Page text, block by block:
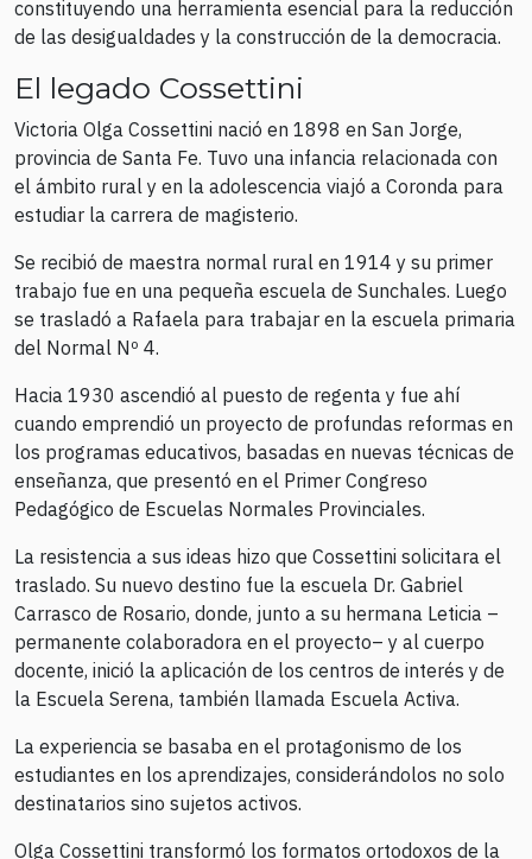
constituyendo una herramienta esencial para la reducción
de las desigualdades y la construcción de la democracia.
El legado Cossettini
Victoria Olga Cossettini nació en 1898 en San Jorge,
provincia de Santa Fe. Tuvo una infancia relacionada con
el ámbito rural y en la adolescencia viajó a Coronda para
estudiar la carrera de magisterio.
Se recibió de maestra normal rural en 1914 y su primer
trabajo fue en una pequeña escuela de Sunchales. Luego
se trasladó a Rafaela para trabajar en la escuela primaria
del Normal Nº 4.
Hacia 1930 ascendió al puesto de regenta y fue ahí
cuando emprendió un proyecto de profundas reformas en
los programas educativos, basadas en nuevas técnicas de
enseñanza, que presentó en el Primer Congreso
Pedagógico de Escuelas Normales Provinciales.
La resistencia a sus ideas hizo que Cossettini solicitara el
traslado. Su nuevo destino fue la escuela Dr. Gabriel
Carrasco de Rosario, donde, junto a su hermana Leticia –
permanente colaboradora en el proyecto– y al cuerpo
docente, inició la aplicación de los centros de interés y de
la Escuela Serena, también llamada Escuela Activa.
La experiencia se basaba en el protagonismo de los
estudiantes en los aprendizajes, considerándolos no solo
destinatarios sino sujetos activos.
Olga Cossettini transformó los formatos ortodoxos de la